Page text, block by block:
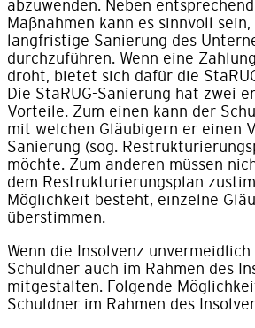
abzuwenden. Neben
Maßnahmen kann es sinnvoll
langfristige Sanierung des
durchzuführen. Wenn eine
droht, bietet sich dafür die
Die StaRUG-Sanierung hat zwei
Vorteile. Zum einen kann der
mit welchen Gläubigern er einen
Sanierung (sog.
möchte. Zum anderen müssen
dem Restrukturierungsplan
Möglichkeit besteht, einzelne
überstimmen.
Wenn die Insolvenz
Schuldner auch im Rahmen des
mitgestalten. Folgende
Schuldner im Rahmen des